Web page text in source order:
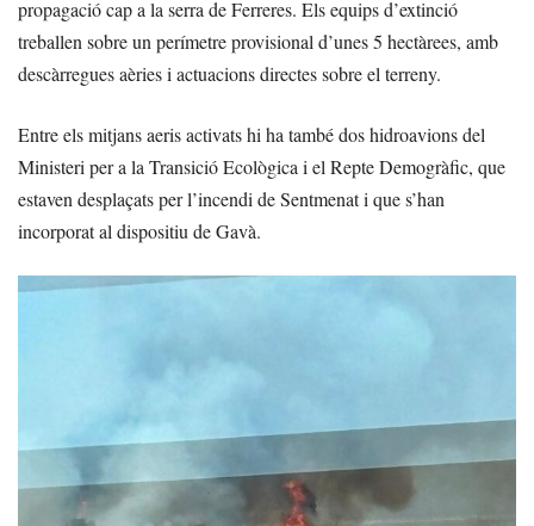
propagació cap a la serra de Ferreres. Els equips d’extinció
treballen sobre un perímetre provisional d’unes 5 hectàrees, amb
descàrregues aèries i actuacions directes sobre el terreny.
Entre els mitjans aeris activats hi ha també dos hidroavions del
Ministeri per a la Transició Ecològica i el Repte Demogràfic, que
estaven desplaçats per l’incendi de Sentmenat i que s’han
incorporat al dispositiu de Gavà.